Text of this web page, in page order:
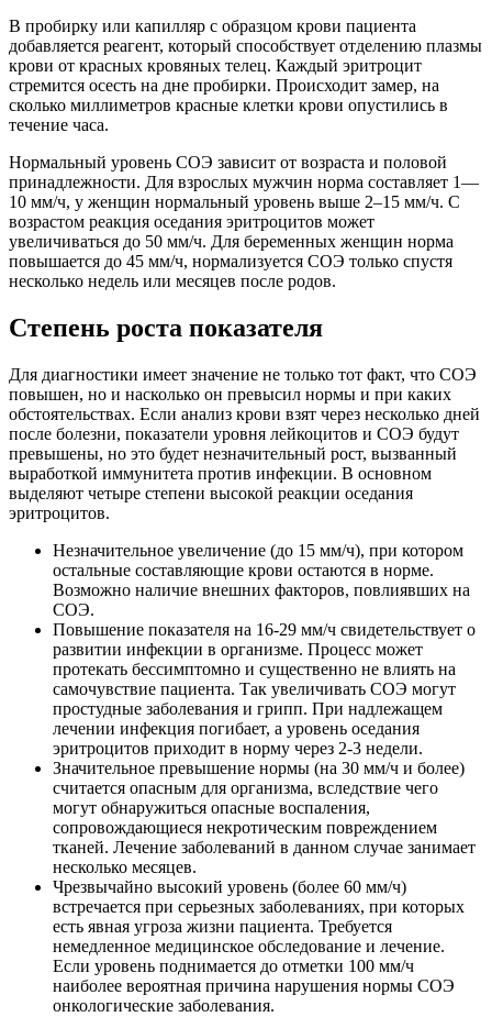
В пробирку или капилляр с образцом крови пациента
добавляется реагент, который способствует отделению плазмы
крови от красных кровяных телец. Каждый эритроцит
стремится осесть на дне пробирки. Происходит замер, на
сколько миллиметров красные клетки крови опустились в
течение часа.
Нормальный уровень СОЭ зависит от возраста и половой
принадлежности. Для взрослых мужчин норма составляет 1—
10 мм/ч, у женщин нормальный уровень выше 2–15 мм/ч. С
возрастом реакция оседания эритроцитов может
увеличиваться до 50 мм/ч. Для беременных женщин норма
повышается до 45 мм/ч, нормализуется СОЭ только спустя
несколько недель или месяцев после родов.
Степень роста показателя
Для диагностики имеет значение не только тот факт, что СОЭ
повышен, но и насколько он превысил нормы и при каких
обстоятельствах. Если анализ крови взят через несколько дней
после болезни, показатели уровня лейкоцитов и СОЭ будут
превышены, но это будет незначительный рост, вызванный
выработкой иммунитета против инфекции. В основном
выделяют четыре степени высокой реакции оседания
эритроцитов.
Незначительное увеличение (до 15 мм/ч), при котором
остальные составляющие крови остаются в норме.
Возможно наличие внешних факторов, повлиявших на
СОЭ.
Повышение показателя на 16-29 мм/ч свидетельствует о
развитии инфекции в организме. Процесс может
протекать бессимптомно и существенно не влиять на
самочувствие пациента. Так увеличивать СОЭ могут
простудные заболевания и грипп. При надлежащем
лечении инфекция погибает, а уровень оседания
эритроцитов приходит в норму через 2-3 недели.
Значительное превышение нормы (на 30 мм/ч и более)
считается опасным для организма, вследствие чего
могут обнаружиться опасные воспаления,
сопровождающиеся некротическим повреждением
тканей. Лечение заболеваний в данном случае занимает
несколько месяцев.
Чрезвычайно высокий уровень (более 60 мм/ч)
встречается при серьезных заболеваниях, при которых
есть явная угроза жизни пациента. Требуется
немедленное медицинское обследование и лечение.
Если уровень поднимается до отметки 100 мм/ч
наиболее вероятная причина нарушения нормы СОЭ
онкологические заболевания.